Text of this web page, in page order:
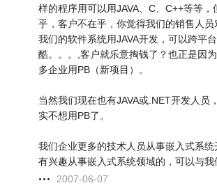
样的程序用可以用JAVA、C、C++等等，
乎，客户不在乎，你觉得我们的销售人员
我们的软件系统用JAVA开发，可以跨平
酷。。。,客户就乐意掏钱了？也正是因
多企业用PB（新项目）。
当然我们现在也有JAVA或.NET开发人员
实不想用PB了。
我们企业更多的技术人员从事嵌入式系统
有兴趣从事嵌入式系统领域的，可以与我
2007-06-07